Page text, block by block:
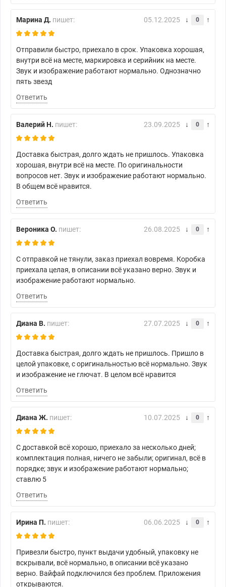
Марина Д. пишет: 05.12.2025 0
Отправили быстро, приехало в срок. Упаковка хорошая,
внутри всё на месте, маркировка и серийник на месте.
Звук и изображение работают нормально. Однозначно
пять звезд
Ответить
Валерий Н. пишет: 23.09.2025 0
Доставка быстрая, долго ждать не пришлось. Упаковка
хорошая, внутри всё на месте. По оригинальности
вопросов нет. Звук и изображение работают нормально.
В общем всё нравится.
Ответить
Вероника О. пишет: 26.08.2025 0
С отправкой не тянули, заказ приехал вовремя. Коробка
приехала целая, в описании всё указано верно. Звук и
изображение работают нормально.
Ответить
Диана В. пишет: 27.07.2025 0
Доставка быстрая, долго ждать не пришлось. Пришло в
целой упаковке, с оригинальностью всё нормально. Звук
и изображение не глючат. В целом всё нравится
Ответить
Диана Ж. пишет: 10.07.2025 0
С доставкой всё хорошо, приехало за несколько дней;
комплектация полная, ничего не забыли; оригинал, всё в
порядке; звук и изображение работают нормально;
ставлю 5
Ответить
Ирина П. пишет: 06.06.2025 0
Привезли быстро, пункт выдачи удобный, упаковку не
вскрывали, всё нормально, в описании всё указано
верно. Вайфай подключился без проблем. Приложения
открываются.